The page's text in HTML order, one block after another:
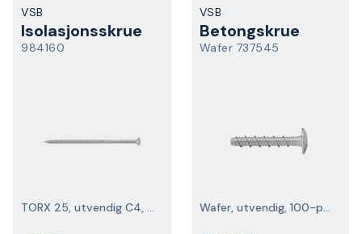
VSB
Isolasjonsskrue
984160
TORX 25, utvendig C4, 100-pakning
VSB
Betongskrue
Wafer 737545
Wafer, utvendig, 100-pakk